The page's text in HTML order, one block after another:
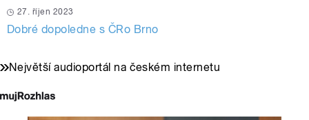
27. říjen 2023
Dobré dopoledne s ČRo Brno
Největší audioportál na českém internetu